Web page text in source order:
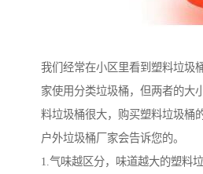
我们经常在小区里看到塑料垃圾
家使用分类垃圾桶，但两者的大
料垃圾桶很大，购买塑料垃圾桶
户外垃圾桶厂家会告诉您的。
1.气味越区分，味道越大的塑料